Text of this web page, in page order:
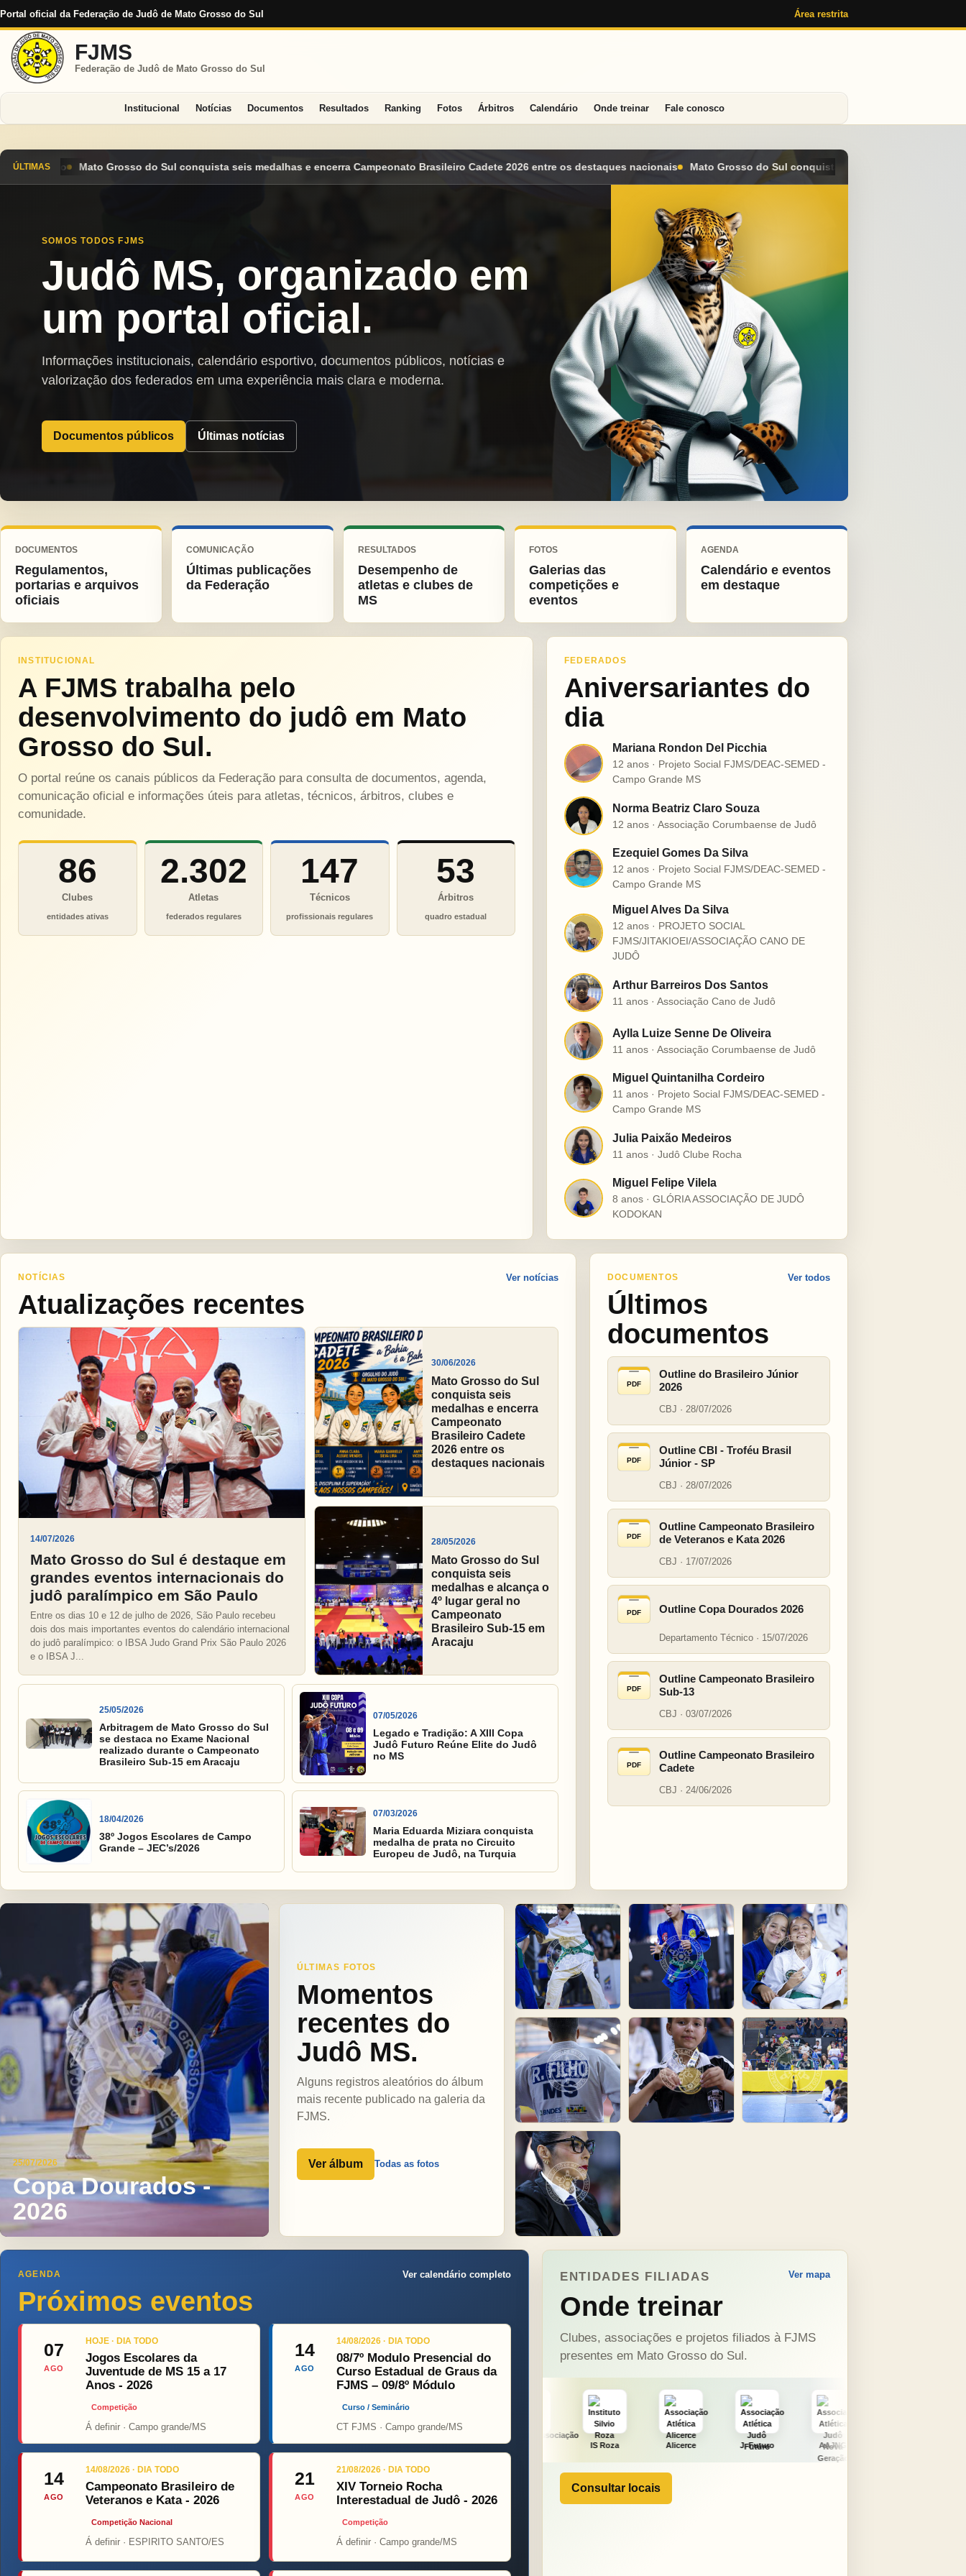
Portal oficial da Federação de Judô de Mato Grosso do Sul Área restrita
FJMS
Federação de Judô de Mato Grosso do Sul
Institucional Notícias Documentos Resultados Ranking Fotos Árbitros Calendário Onde treinar Fale conosco
ÚLTIMAS
conquista seis medalhas e encerra Campeonato Brasileiro Cadete 2026 entre os destaques nacionais Mato Grosso do Sul conquista seis medalhas e alcança o 4º lugar geral no Campeonato
SOMOS TODOS FJMS
Judô MS, organizado em
um portal oficial.
Informações institucionais, calendário esportivo, documentos públicos, notícias e
valorização dos federados em uma experiência mais clara e moderna.
Documentos públicos Últimas notícias
DOCUMENTOS
Regulamentos,
portarias e arquivos
oficiais
COMUNICAÇÃO
Últimas publicações
da Federação
RESULTADOS
Desempenho de
atletas e clubes de
MS
FOTOS
Galerias das
competições e
eventos
AGENDA
Calendário e eventos
em destaque
INSTITUCIONAL
A FJMS trabalha pelo
desenvolvimento do judô em Mato
Grosso do Sul.
O portal reúne os canais públicos da Federação para consulta de documentos, agenda,
comunicação oficial e informações úteis para atletas, técnicos, árbitros, clubes e
comunidade.
86
Clubes
entidades ativas
2.302
Atletas
federados regulares
147
Técnicos
profissionais regulares
53
Árbitros
quadro estadual
FEDERADOS
Aniversariantes do
dia
M
Mariana Rondon Del Picchia
12 anos · Projeto Social FJMS/DEAC-SEMED -
Campo Grande MS
N Norma Beatriz Claro Souza
12 anos · Associação Corumbaense de Judô
E
Ezequiel Gomes Da Silva
12 anos · Projeto Social FJMS/DEAC-SEMED -
Campo Grande MS
M
Miguel Alves Da Silva
12 anos · PROJETO SOCIAL
FJMS/JITAKIOEI/ASSOCIAÇÃO CANO DE
JUDÔ
A Arthur Barreiros Dos Santos
11 anos · Associação Cano de Judô
A Aylla Luize Senne De Oliveira
11 anos · Associação Corumbaense de Judô
M
Miguel Quintanilha Cordeiro
11 anos · Projeto Social FJMS/DEAC-SEMED -
Campo Grande MS
J Julia Paixão Medeiros
11 anos · Judô Clube Rocha
M
Miguel Felipe Vilela
8 anos · GLÓRIA ASSOCIAÇÃO DE JUDÔ
KODOKAN
NOTÍCIAS
Atualizações recentes
Ver notícias
14/07/2026
Mato Grosso do Sul é destaque em
grandes eventos internacionais do
judô paralímpico em São Paulo
Entre os dias 10 e 12 de julho de 2026, São Paulo recebeu
dois dos mais importantes eventos do calendário internacional
do judô paralímpico: o IBSA Judo Grand Prix São Paulo 2026
e o IBSA J...
30/06/2026
Mato Grosso do Sul
conquista seis
medalhas e encerra
Campeonato
Brasileiro Cadete
2026 entre os
destaques nacionais
28/05/2026
Mato Grosso do Sul
conquista seis
medalhas e alcança o
4º lugar geral no
Campeonato
Brasileiro Sub-15 em
Aracaju
25/05/2026
Arbitragem de Mato Grosso do Sul
se destaca no Exame Nacional
realizado durante o Campeonato
Brasileiro Sub-15 em Aracaju
07/05/2026
Legado e Tradição: A XIII Copa
Judô Futuro Reúne Elite do Judô
no MS
18/04/2026
38º Jogos Escolares de Campo
Grande – JEC’s/2026
07/03/2026
Maria Eduarda Miziara conquista
medalha de prata no Circuito
Europeu de Judô, na Turquia
DOCUMENTOS
Últimos
documentos
Ver todos
PDF
Outline do Brasileiro Júnior
2026
CBJ · 28/07/2026
PDF
Outline CBI - Troféu Brasil
Júnior - SP
CBJ · 28/07/2026
PDF
Outline Campeonato Brasileiro
de Veteranos e Kata 2026
CBJ · 17/07/2026
PDF Outline Copa Dourados 2026
Departamento Técnico · 15/07/2026
PDF
Outline Campeonato Brasileiro
Sub-13
CBJ · 03/07/2026
PDF
Outline Campeonato Brasileiro
Cadete
CBJ · 24/06/2026
25/07/2026
Copa Dourados -
2026
ÚLTIMAS FOTOS
Momentos
recentes do
Judô MS.
Alguns registros aleatórios do álbum
mais recente publicado na galeria da
FJMS.
Ver álbum Todas as fotos
AGENDA
Próximos eventos
Ver calendário completo
07
AGO
HOJE · DIA TODO
Jogos Escolares da
Juventude de MS 15 a 17
Anos - 2026
Competição
Á definir · Campo grande/MS
14
AGO
14/08/2026 · DIA TODO
08/7º Modulo Presencial do
Curso Estadual de Graus da
FJMS – 09/8º Módulo
Curso / Seminário
CT FJMS · Campo grande/MS
14
AGO
14/08/2026 · DIA TODO
Campeonato Brasileiro de
Veteranos e Kata - 2026
Competição Nacional
Á definir · ESPIRITO SANTO/ES
21
AGO
21/08/2026 · DIA TODO
XIV Torneio Rocha
Interestadual de Judô - 2026
Competição
Á definir · Campo grande/MS
ENTIDADES FILIADAS
Onde treinar
Ver mapa
Clubes, associações e projetos filiados à FJMS
presentes em Mato Grosso do Sul.
Top Fight ONÇA PINT PSOPJ Alicerce J. Futuro AAJNG TSURU
Consultar locais